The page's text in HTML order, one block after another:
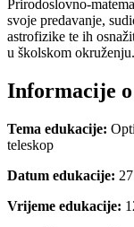
Prirodoslovno-
svoje predavanje,
astrofizike te ih
u školskom okruženju.
Informacije
Tema edukacije:
teleskop
Datum edukacije:
Vrijeme edukacije: